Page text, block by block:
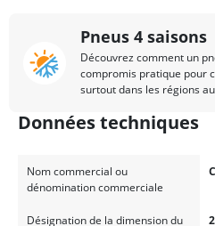
Pneus 4 saisons
Découvrez comment un
compromis pratique pour
surtout dans les régions
Données techniques
Nom commercial ou
dénomination commerciale
Désignation de la dimension du